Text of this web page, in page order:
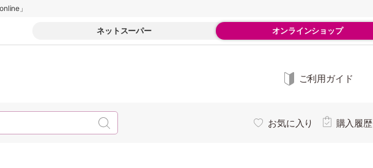
」
ネットスーパー オンラインショップ
ご利用ガイド
お気に入り 購入履歴